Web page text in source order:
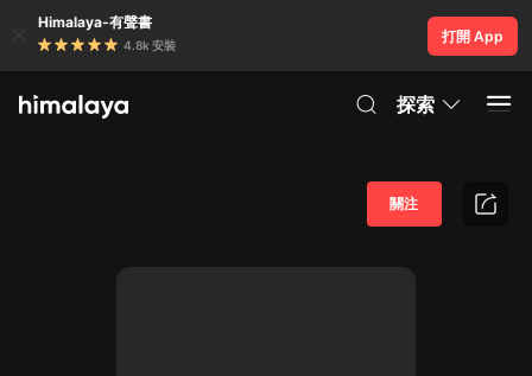
Himalaya-有聲書
4.8k 安裝
打開 App
探索
關注